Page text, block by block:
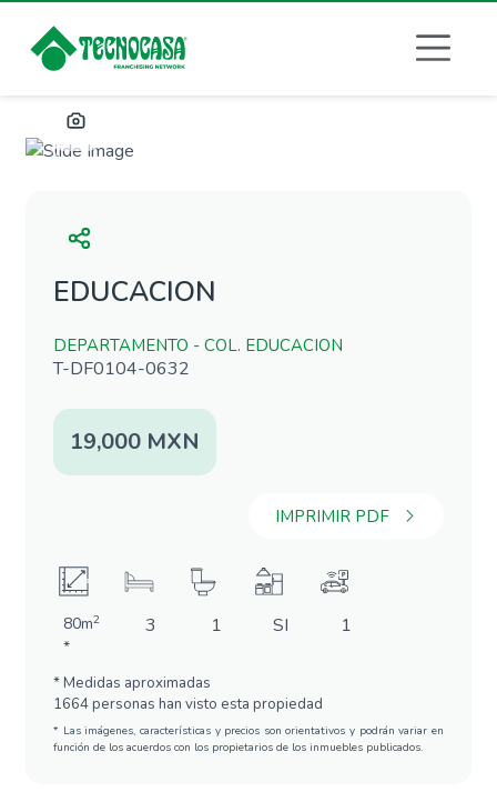
Previous
EDUCACION
DEPARTAMENTO - COL. EDUCACION
T-DF0104-0632
19,000 MXN
IMPRIMIR PDF
80m2
*
3 1 SI 1
* Medidas aproximadas
1664 personas han visto esta propiedad
* Las imágenes, características y precios son orientativos y podrán variar en
función de los acuerdos con los propietarios de los inmuebles publicados.